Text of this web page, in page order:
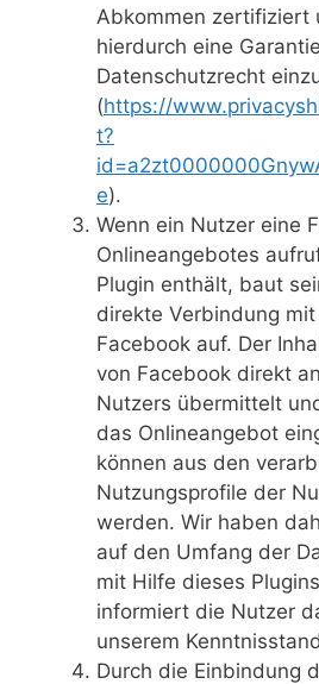
Abkommen zertifiziert
hierdurch eine
Datenschutzrecht
(https://
t?
e).
Wenn ein Nutzer eine
Onlineangebotes
Plugin enthält, baut
direkte Verbindung
Facebook auf. Der
von Facebook direkt
Nutzers übermittelt
das Onlineangebot
können aus den
Nutzungsprofile der
werden. Wir haben
auf den Umfang der
mit Hilfe dieses
informiert die Nutzer
unserem
Durch die Einbindung